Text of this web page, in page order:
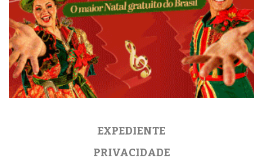
EXPEDIENTE
PRIVACIDADE